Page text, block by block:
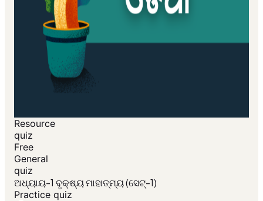
Resource
quiz
Free
General
quiz
ଅଧ୍ୟାୟ-1 ବୃକ୍ଷ୍ୟ ମାହାତ୍ମ୍ୟ (ସେଟ୍-1)
Practice quiz